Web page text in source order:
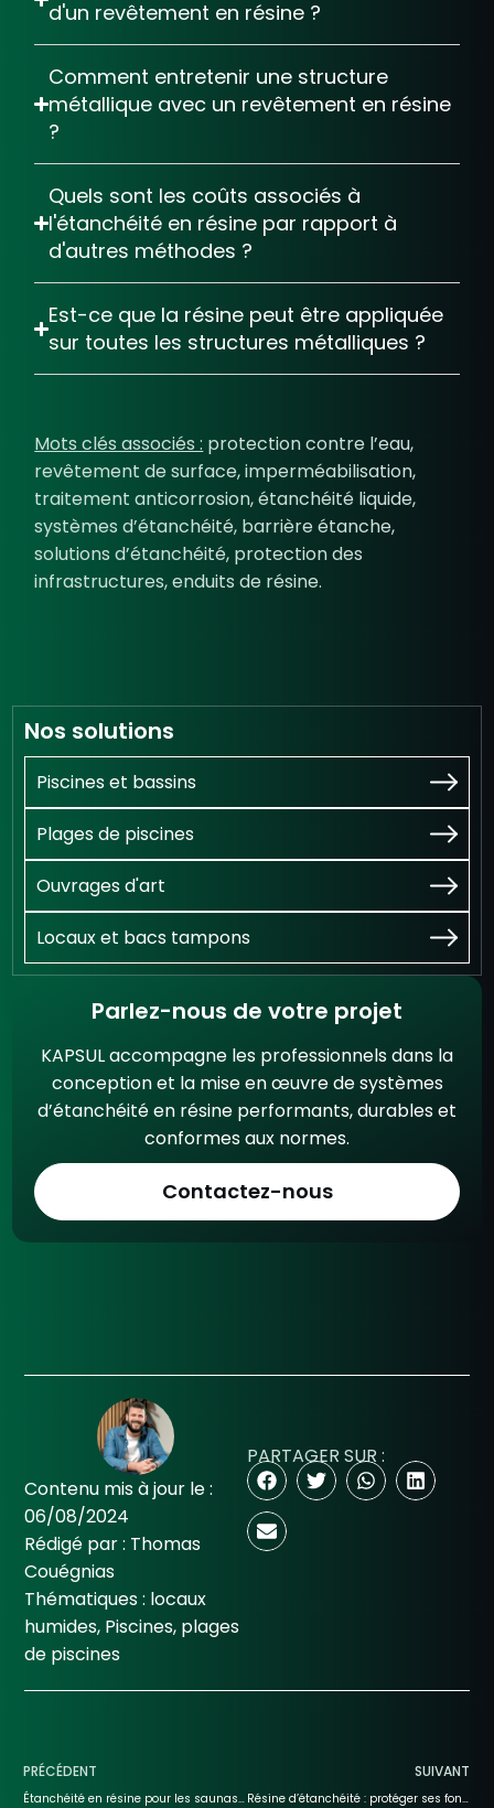
d'un revêtement en résine ?
Comment entretenir une structure
métallique avec un revêtement en résine
?
Quels sont les coûts associés à
l'étanchéité en résine par rapport à
d'autres méthodes ?
Est-ce que la résine peut être appliquée
sur toutes les structures métalliques ?
Mots clés associés : protection contre l’eau,
revêtement de surface, imperméabilisation,
traitement anticorrosion, étanchéité liquide,
systèmes d’étanchéité, barrière étanche,
solutions d’étanchéité, protection des
infrastructures, enduits de résine.
Nos solutions
Piscines et bassins
Plages de piscines
Ouvrages d'art
Locaux et bacs tampons
Parlez-nous de votre projet
KAPSUL accompagne les professionnels dans la
conception et la mise en œuvre de systèmes
d’étanchéité en résine performants, durables et
conformes aux normes.
Contactez-nous
Contenu mis à jour le :
06/08/2024
Rédigé par : Thomas
Couégnias
Thématiques : locaux
humides, Piscines, plages
de piscines
PARTAGER SUR :
PRÉCÉDENT
Étanchéité en résine pour les saunas et hammams : guide complet
SUIVANT
Résine d’étanchéité : protéger ses fondations contre l’humidité